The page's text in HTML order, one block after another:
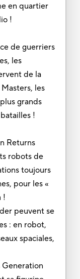
en quartier
!
de guerriers
les
de la
les
grands
!
Returns
robots de
toujours
pour les «
!
peuvent se
: en robot,
spaciales,
Generation